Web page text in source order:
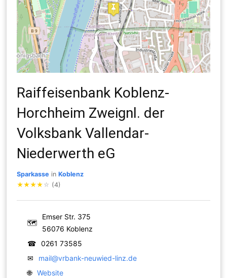
Raiffeisenbank Koblenz-
Horchheim Zweignl. der
Volksbank Vallendar-
Niederwerth eG
Sparkasse inKoblenz
★★★★ ☆ (4)
🗺
Emser Str. 375
56076 Koblenz
☎
0261 73585
✉
mail@vrbank-neuwied-linz.de
🌐 Website